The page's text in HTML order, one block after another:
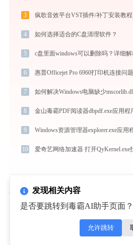
3 疯歌音效平台VST插件/补丁安装教
4 如何选择适合的C盘清理软件？
5 c盘里面windows可以删除吗？详细
6 惠普Officejet Pro 6960打印机连接问
7 如何解决Windows电脑缺少
8
9
10
版权所有© 2010 - 2026 北京灵豹智能科技有限
关注“金山毒霸”微信
发现相关内容
是否要跳转到毒霸AI助手页面？
允许跳转